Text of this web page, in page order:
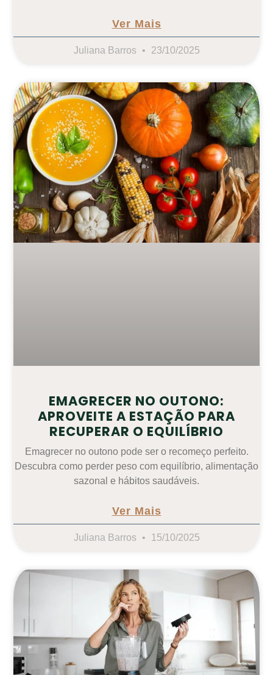
Ver Mais
Juliana Barros 23/10/2025
EMAGRECER NO OUTONO:
APROVEITE A ESTAÇÃO PARA
RECUPERAR O EQUILÍBRIO
Emagrecer no outono pode ser o recomeço perfeito.
Descubra como perder peso com equilíbrio, alimentação
sazonal e hábitos saudáveis.
Ver Mais
Juliana Barros 15/10/2025